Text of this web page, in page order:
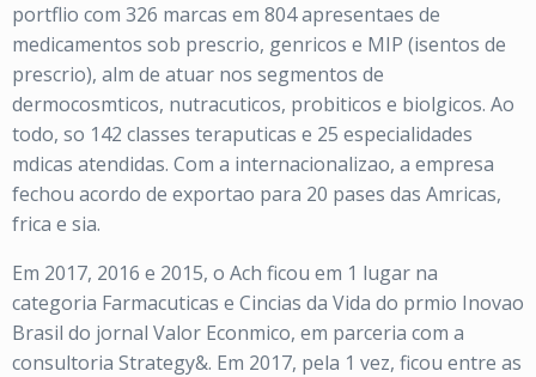
portflio com 326 marcas em 804 apresentaes de
medicamentos sob prescrio, genricos e MIP (isentos de
prescrio), alm de atuar nos segmentos de
dermocosmticos, nutracuticos, probiticos e biolgicos. Ao
todo, so 142 classes teraputicas e 25 especialidades
mdicas atendidas. Com a internacionalizao, a empresa
fechou acordo de exportao para 20 pases das Amricas,
frica e sia.
Em 2017, 2016 e 2015, o Ach ficou em 1 lugar na
categoria Farmacuticas e Cincias da Vida do prmio Inovao
Brasil do jornal Valor Econmico, em parceria com a
consultoria Strategy&. Em 2017, pela 1 vez, ficou entre as